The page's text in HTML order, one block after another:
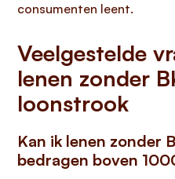
consumenten leent.
Veelgestelde
lenen zonder
loonstrook
Kan ik lenen zonder
bedragen boven